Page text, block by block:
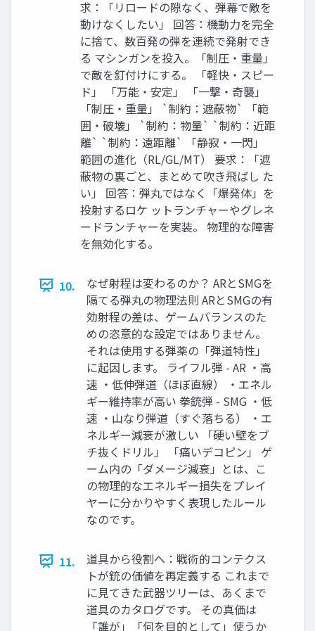
求：「リロードの隙なく、弾幕で敵を
動けなくしたい」 回答：機動力を完全
に捨て、数百発の弾を連続で発射でき
る マシンガンを投入。「制圧・重量」
で敵を釘付けにする。 「軽快・スピー
ド」 「万能・安定」 「一撃・奇襲」
「制圧・重量」 `制約：遮蔽物` 「範
囲・破壊」 `制約：物量` `制約：近距
離` `制約：遠距離` 「静寂・一閃」
範囲の進化（RL/GL/MT） 要求：「遮
蔽物の裏ごと、まとめて吹き飛ばし た
い」 回答：弾丸ではなく「爆発体」を
投射するロケ ットランチャーやグレネ
ードランチャーを実装。 物理的な障害
を無効化する。
10.
なぜ射程は変わるのか？ ARとSMGを
隔てる弾丸の物理法則 ARとSMGの有
効射程の差は、ゲームバランスのた
めの恣意的な設定ではありません。
それは使用する弾薬の「弾道特性」
に起因します。 ライフル弾 - AR ・高
速 ・低伸弾道（ほぼ直線） ・エネル
ギー維持率が高い 拳銃弾 - SMG ・低
速 ・山なり弾道（すぐ落ちる） ・エ
ネルギー減衰が激しい 「硬い壁をブ
チ抜くドリル」 「痛いデコピン」 ゲ
ーム内の「ダメージ減衰」とは、こ
の物理的なエネルギー損失をプレイ
ヤーに分かりやすく表現したルール
なのです。
11.
道具から役割へ：戦術的コンテクス
トが銃の価値を再定義する これまで
に見てきた武器ツリーは、あくまで
道具のカタログです。 その真価は
「誰が」「何を目的として」使うか